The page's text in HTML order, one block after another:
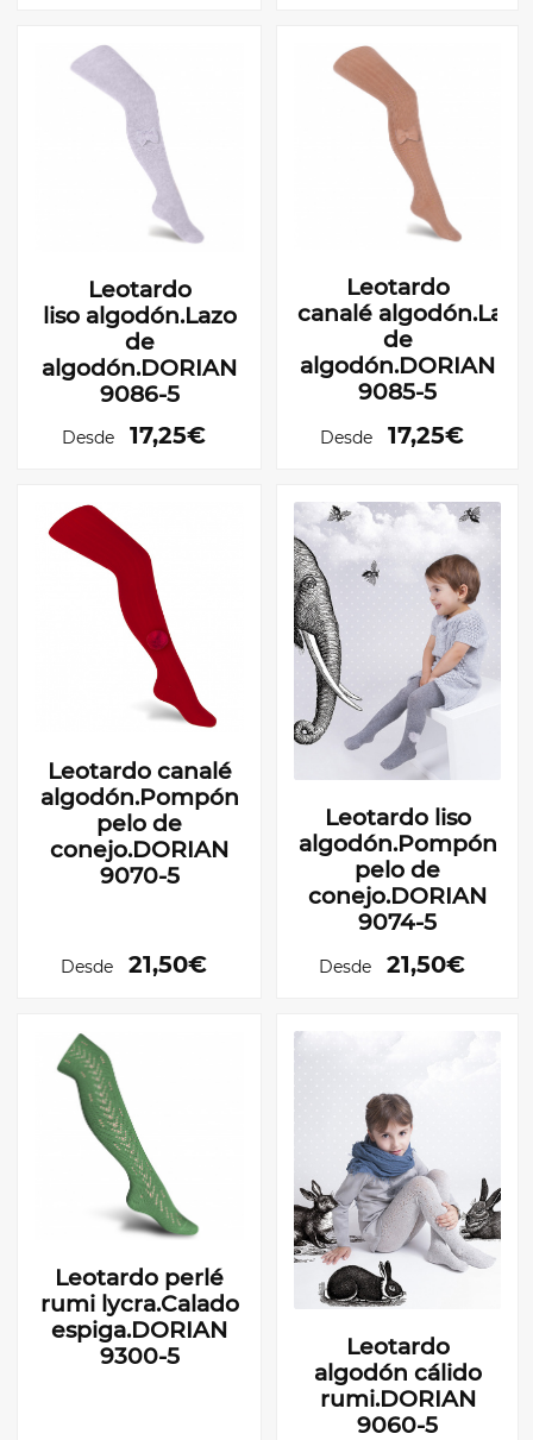
Leotardo
liso algodón.Lazo
de
algodón.DORIAN
9086-5
Desde 17,25€
Leotardo
canalé algodón.Lazo
de
algodón.DORIAN
9085-5
Desde 17,25€
Leotardo canalé
algodón.Pompón
pelo de
conejo.DORIAN
9070-5
Desde 21,50€
Leotardo liso
algodón.Pompón
pelo de
conejo.DORIAN
9074-5
Desde 21,50€
Leotardo perlé
rumi lycra.Calado
espiga.DORIAN
9300-5
Leotardo
algodón cálido
rumi.DORIAN
9060-5